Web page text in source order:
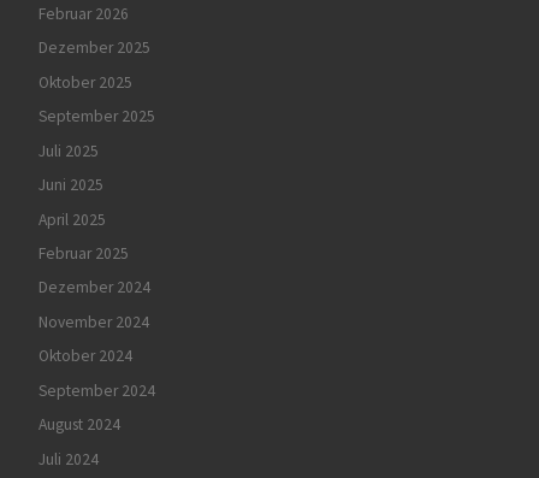
Februar 2026
Dezember 2025
Oktober 2025
September 2025
Juli 2025
Juni 2025
April 2025
Februar 2025
Dezember 2024
November 2024
Oktober 2024
September 2024
August 2024
Juli 2024